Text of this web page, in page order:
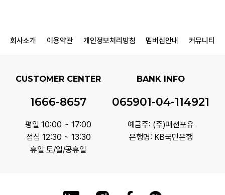
회사소개 이용약관 개인정보처리방침 멤버십안내 커뮤니티
CUSTOMER CENTER
1666-8657
평일 10:00 ~ 17:00
점심 12:30 ~ 13:30
휴일 토/일/공휴일
BANK INFO
065901-04-114921
예금주: (주)패션포유
은행명: KB국민은행